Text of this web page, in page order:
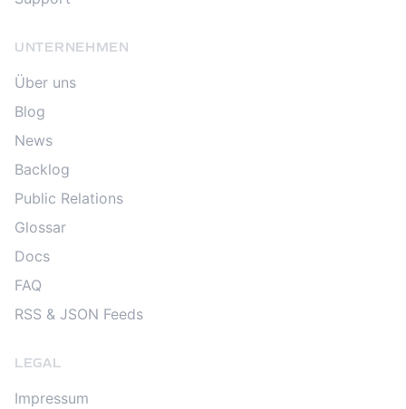
UNTERNEHMEN
Über uns
Blog
News
Backlog
Public Relations
Glossar
Docs
FAQ
RSS & JSON Feeds
LEGAL
Impressum